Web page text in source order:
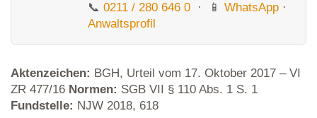
📞 0211 / 280 646 0 · 📱 WhatsApp ·
Anwaltsprofil
Aktenzeichen: BGH, Urteil vom 17. Oktober 2017 – VI
ZR 477/16 Normen: SGB VII § 110 Abs. 1 S. 1
Fundstelle: NJW 2018, 618